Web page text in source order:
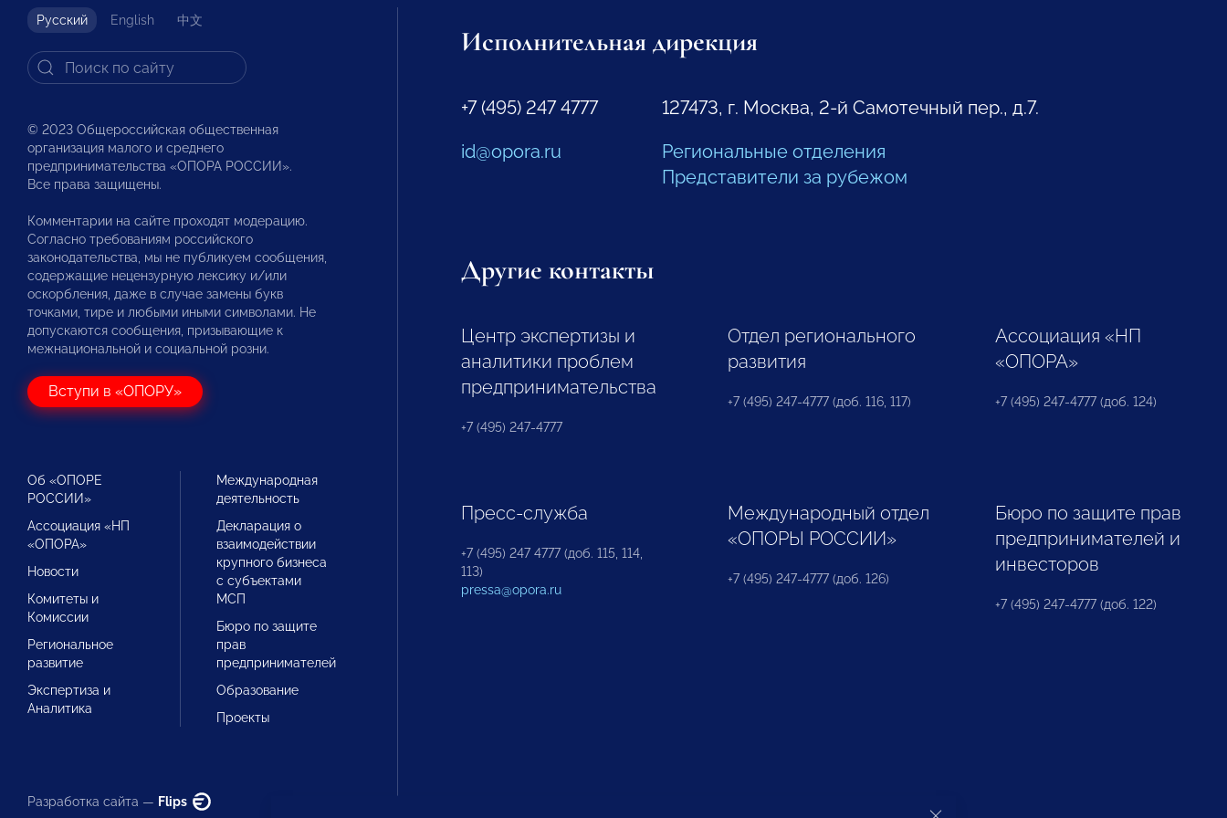
Русский English 中文
© 2023 Общероссийская общественная
организация малого и среднего
предпринимательства «ОПОРА РОССИИ».
Все права защищены.
Комментарии на сайте проходят модерацию.
Согласно требованиям российского
законодательства, мы не публикуем сообщения,
содержащие нецензурную лексику и/или
оскорбления, даже в случае замены букв
точками, тире и любыми иными символами. Не
допускаются сообщения, призывающие к
межнациональной и социальной розни.
Вступи в «ОПОРУ»
Об «ОПОРЕ
РОССИИ»
Ассоциация «НП
«ОПОРА»
Новости
Комитеты и
Комиссии
Региональное
развитие
Экспертиза и
Аналитика
Международная
деятельность
Декларация о
взаимодействии
крупного бизнеса
с субъектами
МСП
Бюро по защите
прав
предпринимателей
Образование
Проекты
Разработка сайта — Flips
Исполнительная дирекция
+7 (495) 247 4777
id@opora.ru
127473, г. Москва, 2-й Самотечный пер., д.7.
Региональные отделения
Представители за рубежом
Другие контакты
Центр экспертизы и
аналитики проблем
предпринимательства
+7 (495) 247-4777
Отдел регионального
развития
+7 (495) 247-4777 (доб. 116, 117)
Ассоциация «НП
«ОПОРА»
+7 (495) 247-4777 (доб. 124)
Пресс-служба
+7 (495) 247 4777 (доб. 115, 114,
113)
pressa@opora.ru
Международный отдел
«ОПОРЫ РОССИИ»
+7 (495) 247-4777 (доб. 126)
Бюро по защите прав
предпринимателей и
инвесторов
+7 (495) 247-4777 (доб. 122)